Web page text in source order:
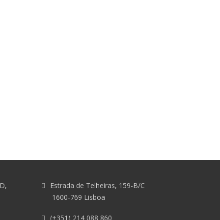
Estrada de Telheiras, 159-B/C
1600-769 Lisboa
(+351) 214 088 860